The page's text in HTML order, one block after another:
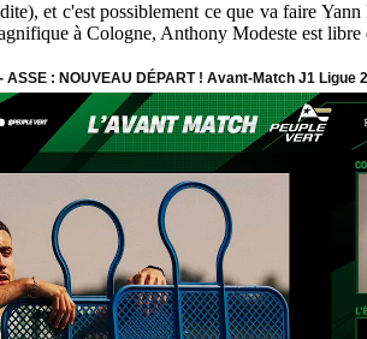
et c'est possiblement ce que va faire
à Cologne, Anthony Modeste est libre